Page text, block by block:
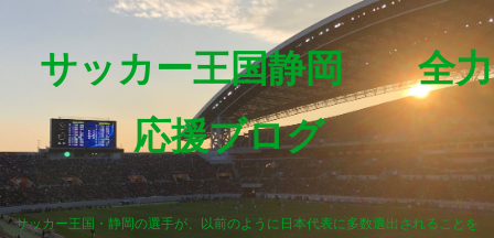
サッカー王国静岡 全力
応援ブログ
サッカー王国・静岡の選手が、以前のように日本代表に多数選出されることを